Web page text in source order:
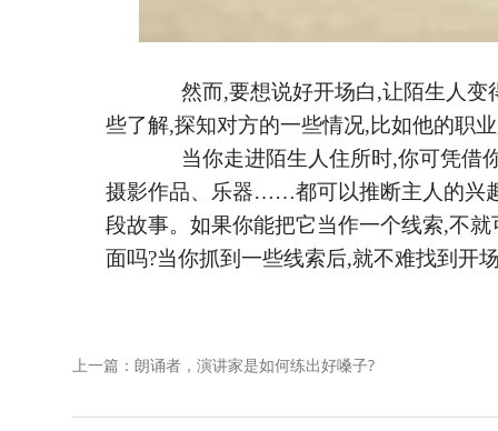
然而,要想说好开场白,让陌生人
些了解,探知对方的一些情况,比如他的职
当你走进陌生人住所时,你可凭借
摄影作品、乐器……都可以推断主人的兴
段故事。如果你能把它当作一个线索,不
面吗?当你抓到一些线索后,就不难找到开
上一篇：朗诵者，演讲家是如何练出好嗓子?